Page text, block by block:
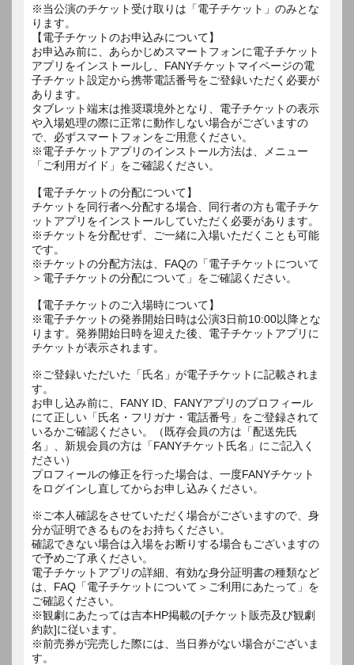
※当公演のチケット受け取りは「電子チケット」のみとな
ります。
【電子チケットのお申込みについて】
お申込み前に、あらかじめスマートフォンに電子チケット
アプリをインストールし、FANYチケットマイページの電
子チケット設定から携帯電話番号をご登録いただく必要が
あります。
タブレット端末は推奨環境外となり、電子チケットの表示
や入場処理の際に正常に動作しない場合がございますの
で、必ずスマートフォンをご用意ください。
※電子チケットアプリのインストール方法は、メニュー
「ご利用ガイド」をご確認ください。
【電子チケットの分配について】
チケットを同行者へ分配する場合、同行者の方も電子チケ
ットアプリをインストールしていただく必要があります。
※チケットを分配せず、ご一緒に入場いただくことも可能
です。
※チケットの分配方法は、FAQの「電子チケットについて
＞電子チケットの分配について」をご確認ください。
【電子チケットのご入場時について】
※電子チケットの発券開始日時は公演3日前10:00以降とな
ります。発券開始日時を迎えた後、電子チケットアプリに
チケットが表示されます。
※ご登録いただいた「氏名」が電子チケットに記載されま
す。
お申し込み前に、FANY ID、FANYアプリのプロフィール
にて正しい「氏名・フリガナ・電話番号」をご登録されて
いるかご確認ください。（既存会員の方は「配送先氏
名」、新規会員の方は「FANYチケット氏名」にご記入く
ださい）
プロフィールの修正を行った場合は、一度FANYチケット
をログインし直してからお申し込みください。
※ご本人確認をさせていただく場合がございますので、身
分が証明できるものをお持ちください。
確認できない場合は入場をお断りする場合もございますの
で予めご了承ください。
電子チケットアプリの詳細、有効な身分証明書の種類など
は、FAQ「電子チケットについて＞ご利用にあたって」を
ご確認ください。
※観劇にあたっては吉本HP掲載の[チケット販売及び観劇
約款]に従います。
※前売券が完売した際には、当日券がない場合がございま
す。